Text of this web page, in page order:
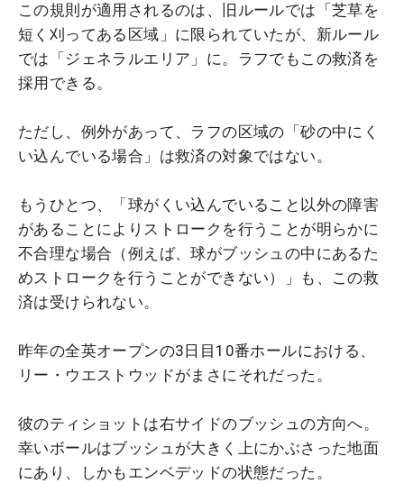
この規則が適用されるのは、旧ルールでは「芝草を
短く刈ってある区域」に限られていたが、新ルール
では「ジェネラルエリア」に。ラフでもこの救済を
採用できる。
ただし、例外があって、ラフの区域の「砂の中にく
い込んでいる場合」は救済の対象ではない。
もうひとつ、「球がくい込んでいること以外の障害
があることによりストロークを行うことが明らかに
不合理な場合（例えば、球がブッシュの中にあるた
めストロークを行うことができない）」も、この救
済は受けられない。
昨年の全英オープンの3日目10番ホールにおける、
リー・ウエストウッドがまさにそれだった。
彼のティショットは右サイドのブッシュの方向へ。
幸いボールはブッシュが大きく上にかぶさった地面
にあり、しかもエンベデッドの状態だった。